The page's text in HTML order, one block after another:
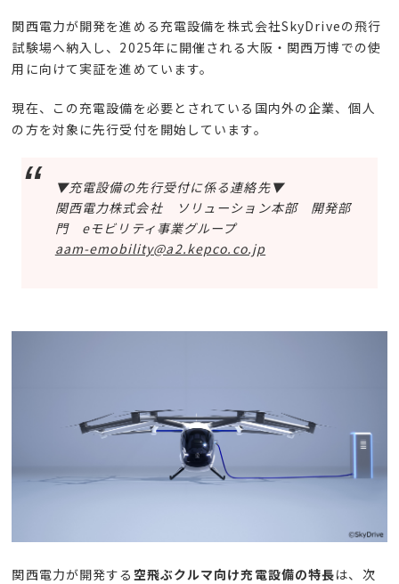
関西電力が開発を進める充電設備を株式会社SkyDriveの飛行
試験場へ納入し、 2025年に開催される大阪・関西万博での使
用に向けて実証を進めています。
現在、この充電設備を必要とされている国内外の企業、個人
の方を対象に先行受付を開始しています。
▼充電設備の先行受付に係る連絡先▼
関西電力株式会社 ソリューション本部 開発部
門 eモビリティ事業グループ
aam-emobility@a2.kepco.co.jp
関西電力が開発する 空飛ぶクルマ向け充電設備の特長は、次